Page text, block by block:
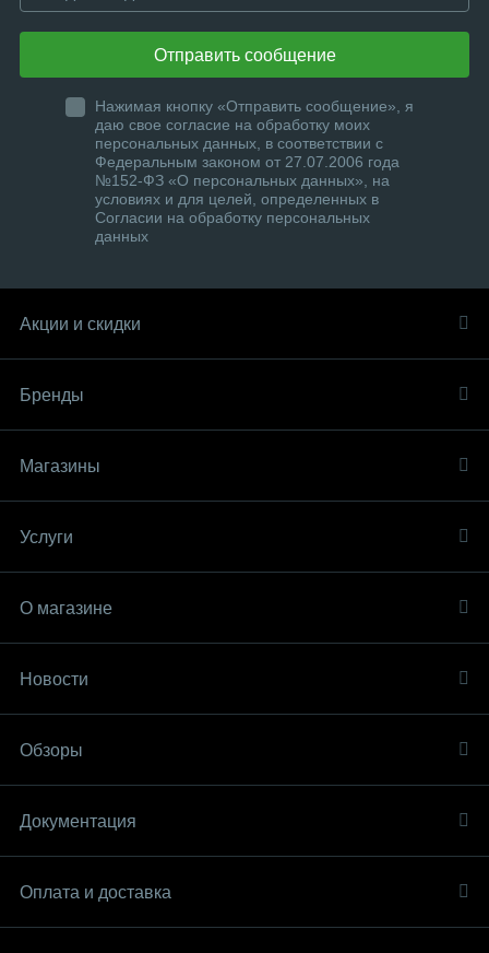
Отправить сообщение
Нажимая кнопку «Отправить сообщение», я
даю свое согласие на обработку моих
персональных данных, в соответствии с
Федеральным законом от 27.07.2006 года
№152-ФЗ «О персональных данных», на
условиях и для целей, определенных в
Согласии на обработку персональных
данных
Акции и скидки
Бренды
Магазины
Услуги
О магазине
Новости
Обзоры
Документация
Оплата и доставка